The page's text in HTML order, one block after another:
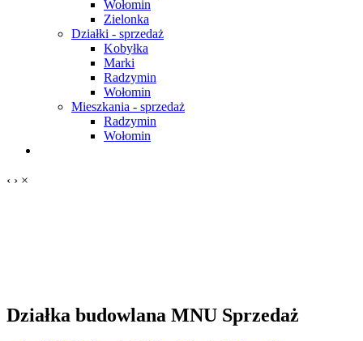
Wołomin
Zielonka
Działki - sprzedaż
Kobyłka
Marki
Radzymin
Wołomin
Mieszkania - sprzedaż
Radzymin
Wołomin
‹ › ×
Działka budowlana MNU Sprzedaż